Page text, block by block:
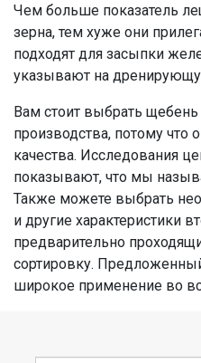
Чем больше показатель
зерна, тем хуже они
подходят для засыпки
указывают на
Вам стоит выбрать
производства, потому что
качества. Исследования
показывают, что мы
Также можете выбрать
и другие характеристики
предварительно
сортировку.
широкое применение во